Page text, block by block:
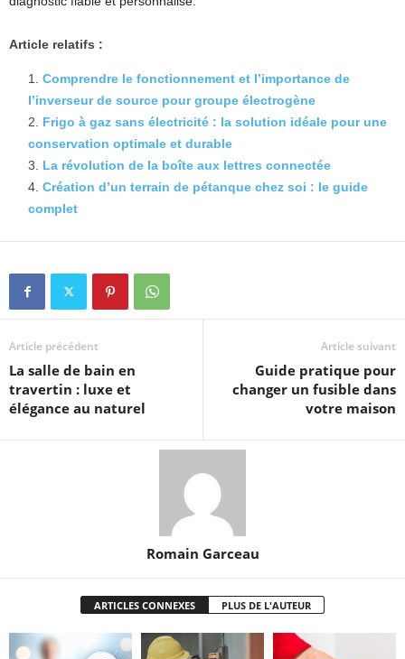
Article relatifs :
Comprendre le fonctionnement et l’importance de
l’inverseur de source pour groupe électrogène
Frigo à gaz sans électricité : la solution idéale pour une
conservation optimale et durable
La révolution de la boîte aux lettres connectée
Création d’un terrain de pétanque chez soi : le guide
complet
Article précédent
La salle de bain en
travertin : luxe et
élégance au naturel
Article suivant
Guide pratique pour
changer un fusible dans
votre maison
Romain Garceau
ARTICLES CONNEXES PLUS DE L'AUTEUR